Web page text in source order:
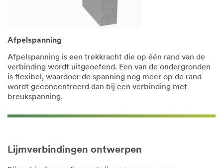
Afpelspanning
Afpelspanning is een trekkracht die op één rand van de
verbinding wordt uitgeoefend. Een van de ondergronden
is flexibel, waardoor de spanning nog meer op de rand
wordt geconcentreerd dan bij een verbinding met
breukspanning.
Lijmverbindingen ontwerpen